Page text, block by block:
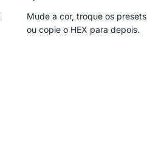
Mude a cor, troque os presets
ou copie o HEX para depois.